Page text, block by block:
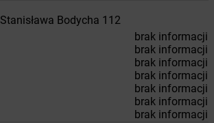
Stanisława Bodycha 112
brak informacji
brak informacji
brak informacji
brak informacji
brak informacji
brak informacji
brak informacji